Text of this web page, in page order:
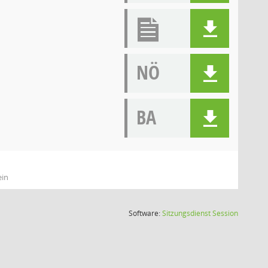
NÖ
BA
Software:SitzungsdienstSession(Wird in